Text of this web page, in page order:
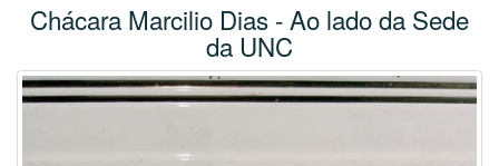
Chácara Marcilio Dias - Ao lado da Sede
da UNC